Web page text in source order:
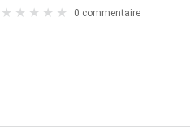
0 commentaire